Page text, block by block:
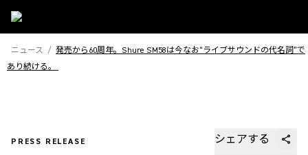
ニュース / 発売から60周年。Shure SM58は今なお“ライブサウンドの代名詞”で
あり続ける。
PRESS RELEASE シェアする